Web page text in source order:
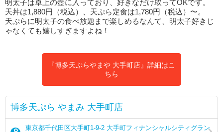
明太子は卓上の壺に入っており、好きなだけ取ってOKです。
天丼は1,880円（税込）、天ぷら定食は1,780円（税込）〜。
天ぷらに明太子の食べ放題まで楽しめるなんて、明太子好きじ
ゃなくても嬉しすぎますよね！
『博多天ぷらやまや 大手町店』詳細はこ
ちら
博多天ぷら やまみ 大手町店
東京都千代田区大手町1-9-2 大手町フィナンシャルシティグラン